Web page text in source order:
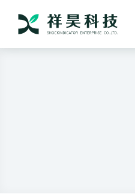
要